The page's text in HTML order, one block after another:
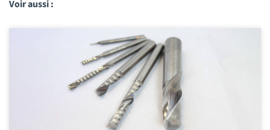
Voir aussi :